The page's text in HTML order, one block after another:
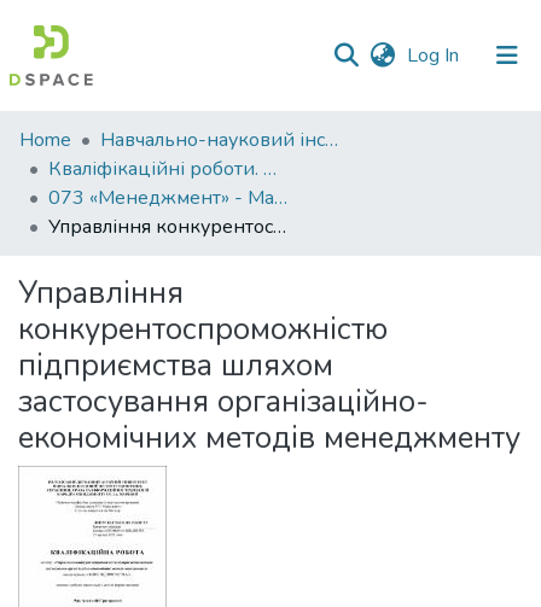
Log In (current)
Communities
&
Collections
All of DSpace
Statistics
Home
Навчально-науковий інститут економіки, управління, права та інформаційних технологій
Кваліфікаційні роботи. ННІ економіки, управління, права та ІТ
073 «Менеджмент» - Магістри 2021-2022
Управління конкурентоспроможністю підприємства шляхом застосування організаційно-економічних методів менеджменту
Управління
конкурентоспроможністю
підприємства шляхом
застосування організаційно-
економічних методів менеджменту